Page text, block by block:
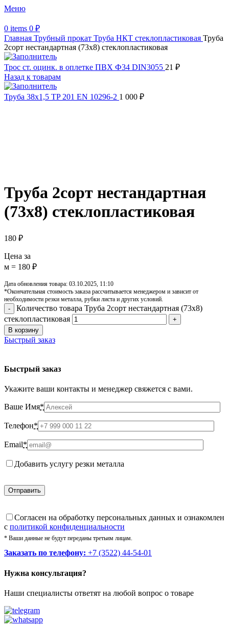
Меню
0 items 0 ₽
Главная Трубный прокат Труба НКТ стеклопластиковая Труба
2сорт нестандартная (73х8) стеклопластиковая
Трос ст. оцинк. в оплетке ПВХ Ф34 DIN3055 21 ₽
Назад к товарам
Труба 38х1,5 TP 201 EN 10296-2 1 000 ₽
Труба 2сорт нестандартная
(73х8) стеклопластиковая
180 ₽
Цена за
м = 180 ₽
Дата обновления товара: 03.10.2025, 11:10
*Окончательная стоимость заказа рассчитывается менеджером и зависит от
необходимости резки металла, рубки листа и других условий.
Количество товара Труба 2сорт нестандартная (73х8)
стеклопластиковая
В корзину
Быстрый заказ
Быстрый заказ
Укажите ваши контакты и менеджер свяжется с вами.
Ваше Имя*
Телефон*
Email*
Добавить услугу резки металла
Cогласен на обработку персональных данных и ознакомлен
с политикой конфиденциальности
* Ваши данные не будут переданы третьим лицам.
Заказать по телефону: +7 (3522) 44-54-01
Нужна консультация?
Наши специалисты ответят на любой вопрос о товаре